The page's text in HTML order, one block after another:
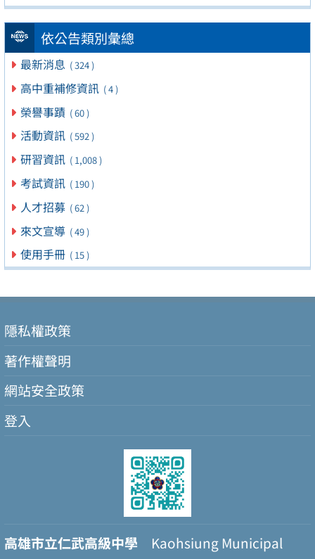
依公告類別彙總
最新消息 ( 324 )
高中重補修資訊 ( 4 )
榮譽事蹟 ( 60 )
活動資訊 ( 592 )
研習資訊 ( 1,008 )
考試資訊 ( 190 )
人才招募 ( 62 )
來文宣導 ( 49 )
使用手冊 ( 15 )
隱私權政策
著作權聲明
網站安全政策
登入
高雄市立仁武高級中學 Kaohsiung Municipal